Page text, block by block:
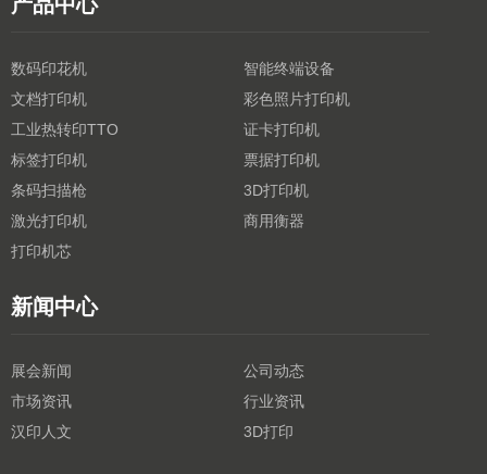
数码印花机
智能终端设备
文档打印机
彩色照片打印机
工业热转印TTO
证卡打印机
标签打印机
票据打印机
条码扫描枪
3D打印机
激光打印机
商用衡器
打印机芯
新闻中心
展会新闻
公司动态
市场资讯
行业资讯
汉印人文
3D打印